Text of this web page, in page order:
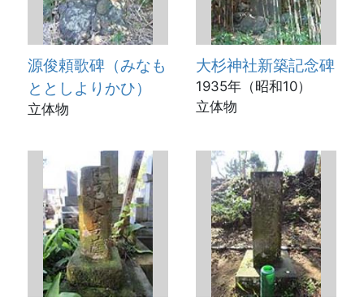
源俊頼歌碑（みなも
ととしよりかひ）
立体物
大杉神社新築記念碑
1935年（昭和10）
立体物